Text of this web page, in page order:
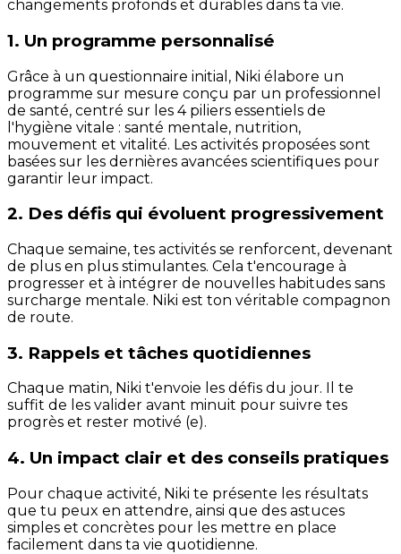
changements profonds et durables dans ta vie.
1. Un programme personnalisé
Grâce à un questionnaire initial, Niki élabore un
programme sur mesure conçu par un professionnel
de santé, centré sur les 4 piliers essentiels de
l'hygiène vitale : santé mentale, nutrition,
mouvement et vitalité. Les activités proposées sont
basées sur les dernières avancées scientifiques pour
garantir leur impact.
2. Des défis qui évoluent progressivement
Chaque semaine, tes activités se renforcent, devenant
de plus en plus stimulantes. Cela t'encourage à
progresser et à intégrer de nouvelles habitudes sans
surcharge mentale. Niki est ton véritable compagnon
de route.
3. Rappels et tâches quotidiennes
Chaque matin, Niki t'envoie les défis du jour. Il te
suffit de les valider avant minuit pour suivre tes
progrès et rester motivé (e).
4. Un impact clair et des conseils pratiques
Pour chaque activité, Niki te présente les résultats
que tu peux en attendre, ainsi que des astuces
simples et concrètes pour les mettre en place
facilement dans ta vie quotidienne.